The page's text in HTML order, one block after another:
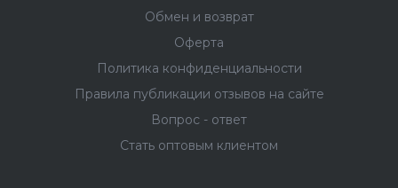
Обмен и возврат
Оферта
Политика конфиденциальности
Правила публикации отзывов на сайте
Вопрос - ответ
Стать оптовым клиентом